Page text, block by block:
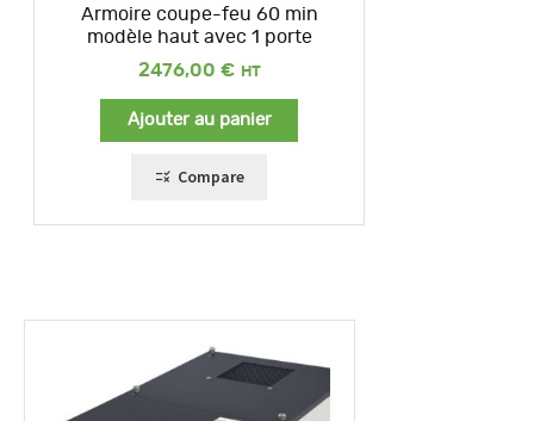
Armoire coupe-feu 60 min
modèle haut avec 1 porte
2476,00 €
Ajouter au panier
Compare